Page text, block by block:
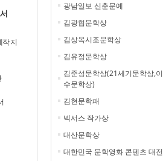
지
광남일보 신춘문예
김광협문학상
김상옥시조문학상
김유정문학상
김준성문학상(21세기문학상,이
수문학상)
김현문학패
넥서스 작가상
대산문학상
대한민국 문학영화 콘텐츠 대전